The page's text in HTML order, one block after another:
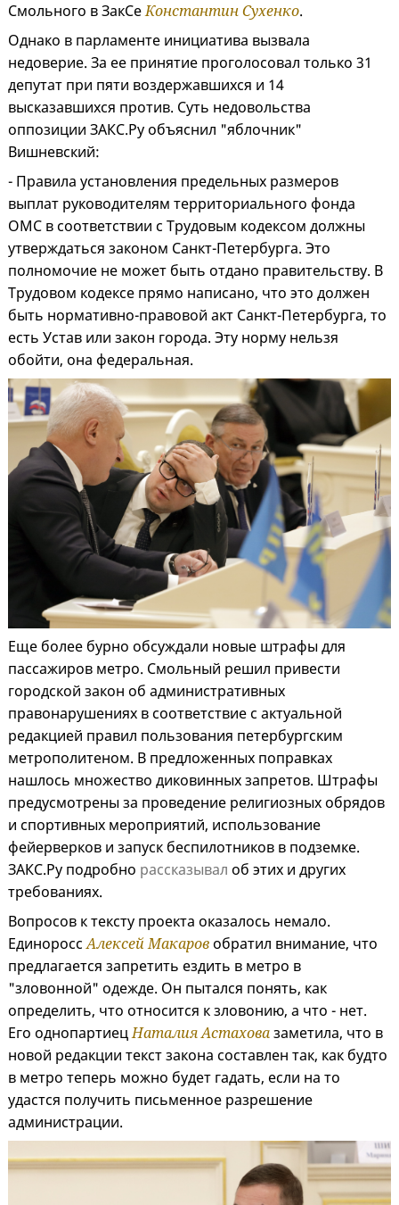
Смольного в ЗакСеКонстантин Сухенко.
Однако в парламенте инициатива вызвала
недоверие. За ее принятие проголосовал только 31
депутат при пяти воздержавшихся и 14
высказавшихся против. Суть недовольства
оппозиции ЗАКС.Ру объяснил "яблочник"
Вишневский:
- Правила установления предельных размеров
выплат руководителям территориального фонда
ОМС в соответствии с Трудовым кодексом должны
утверждаться законом Санкт-Петербурга. Это
полномочие не может быть отдано правительству. В
Трудовом кодексе прямо написано, что это должен
быть нормативно-правовой акт Санкт-Петербурга, то
есть Устав или закон города. Эту норму нельзя
обойти, она федеральная.
Еще более бурно обсуждали новые штрафы для
пассажиров метро. Смольный решил привести
городской закон об административных
правонарушениях в соответствие с актуальной
редакцией правил пользования петербургским
метрополитеном. В предложенных поправках
нашлось множество диковинных запретов. Штрафы
предусмотрены за проведение религиозных обрядов
и спортивных мероприятий, использование
фейерверков и запуск беспилотников в подземке.
ЗАКС.Ру подробно рассказывал об этих и других
требованиях.
Вопросов к тексту проекта оказалось немало.
ЕдинороссАлексей Макаров обратил внимание, что
предлагается запретить ездить в метро в
"зловонной" одежде. Он пытался понять, как
определить, что относится к зловонию, а что - нет.
Его однопартиецНаталия Астаховазаметила, что в
новой редакции текст закона составлен так, как будто
в метро теперь можно будет гадать, если на то
удастся получить письменное разрешение
администрации.